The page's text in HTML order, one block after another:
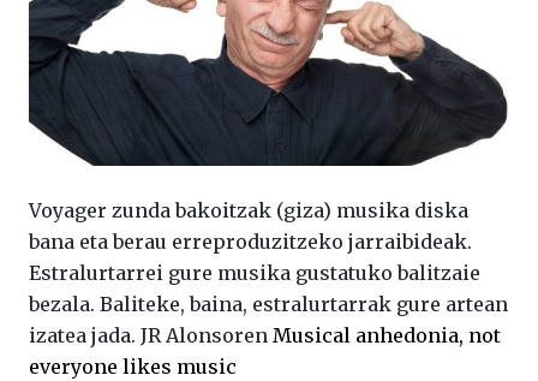
Voyager zunda bakoitzak (giza) musika diska
bana eta berau erreproduzitzeko jarraibideak.
Estralurtarrei gure musika gustatuko balitzaie
bezala. Baliteke, baina, estralurtarrak gure artean
izatea jada. JR Alonsoren Musical anhedonia, not
everyone likes music